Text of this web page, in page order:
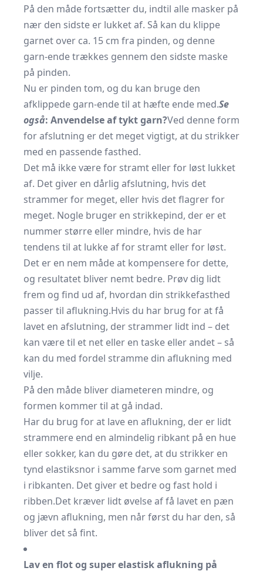
På den måde fortsætter du, indtil alle masker på
nær den sidste er lukket af. Så kan du klippe
garnet over ca. 15 cm fra pinden, og denne
garn-ende trækkes gennem den sidste maske
på pinden.
Nu er pinden tom, og du kan bruge den
afklippede garn-ende til at hæfte ende med.Se
også: Anvendelse af tykt garn?Ved denne form
for afslutning er det meget vigtigt, at du strikker
med en passende fasthed.
Det må ikke være for stramt eller for løst lukket
af. Det giver en dårlig afslutning, hvis det
strammer for meget, eller hvis det flagrer for
meget. Nogle bruger en strikkepind, der er et
nummer større eller mindre, hvis de har
tendens til at lukke af for stramt eller for løst.
Det er en nem måde at kompensere for dette,
og resultatet bliver nemt bedre. Prøv dig lidt
frem og find ud af, hvordan din strikkefasthed
passer til aflukning.Hvis du har brug for at få
lavet en afslutning, der strammer lidt ind – det
kan være til et net eller en taske eller andet – så
kan du med fordel stramme din aflukning med
vilje.
På den måde bliver diameteren mindre, og
formen kommer til at gå indad.
Har du brug for at lave en aflukning, der er lidt
strammere end en almindelig ribkant på en hue
eller sokker, kan du gøre det, at du strikker en
tynd elastiksnor i samme farve som garnet med
i ribkanten. Det giver et bedre og fast hold i
ribben.Det kræver lidt øvelse af få lavet en pæn
og jævn aflukning, men når først du har den, så
bliver det så fint.
Lav en flot og super elastisk aflukning på